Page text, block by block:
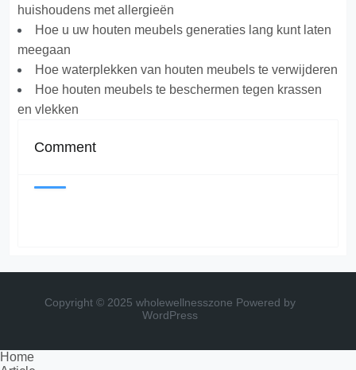
huishoudens met allergieën
Hoe u uw houten meubels generaties lang kunt laten
meegaan
Hoe waterplekken van houten meubels te verwijderen
Hoe houten meubels te beschermen tegen krassen
en vlekken
Comment
Copyright © 2025 wholewellnesszone Powered by
WordPress
Home